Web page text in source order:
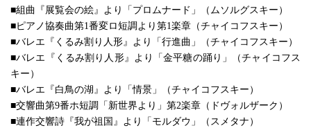
■組曲『展覧会の絵』より「プロムナード」（ムソルグスキー）
■ピアノ協奏曲第1番変ロ短調より第1楽章（チャイコフスキー）
■バレエ『くるみ割り人形』より「行進曲」（チャイコフスキー）
■バレエ『くるみ割り人形』より「金平糖の踊り」（チャイコフス
キー）
■バレエ『白鳥の湖』より「情景」（チャイコフスキー）
■交響曲第9番ホ短調「新世界より」第2楽章（ドヴォルザーク）
■連作交響詩『我が祖国』より「モルダウ」（スメタナ）